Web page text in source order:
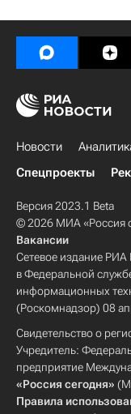
Новости
Спецпроекты
Версия 2023.1 Beta
© 2026 МИА «Россия
Вакансии
Сетевое издание РИА
в Федеральной
информационных
(Роскомнадзор) 08
Свидетельство о
Учредитель:
предприятие
«Россия сегодня»
Правила